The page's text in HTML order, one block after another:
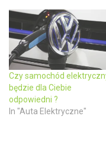
w
d
o
w
)
w
w
i
n
d
o
w
Czy samochód
będzie dla Ciebie
odpowiedni ?
In "Auta Elektryczne"